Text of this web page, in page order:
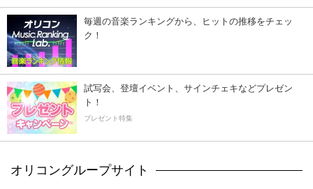
毎週の音楽ランキングから、ヒットの推移をチェッ
ク！
試写会、登壇イベント、サインチェキなどプレゼン
ト！
プレゼント特集
オリコングループサイト